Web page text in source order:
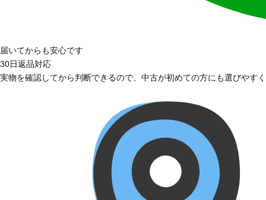
届いてからも安心です
30日返品対応
実物を確認してから判断できるので、中古が初めての方にも選びやす